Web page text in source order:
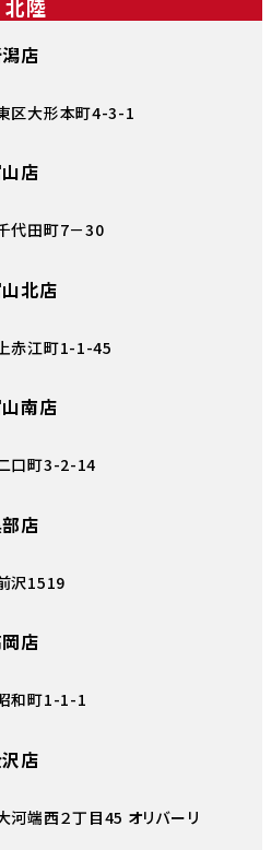
北陸
店
区大形本町4-3-1
店
代田町7－30
北店
赤江町1-1-45
南店
口町3-2-14
店
沢1519
店
和町1-1-1
店
河端西２丁目45 オリバーリ